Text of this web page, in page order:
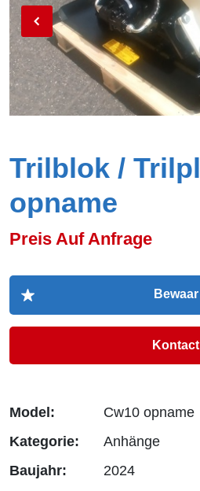
Trilblok /
opname
Preis Auf Anfrage
Kontact
Model:
Cw10 opname
Kategorie:
Anhänge
Baujahr:
2024